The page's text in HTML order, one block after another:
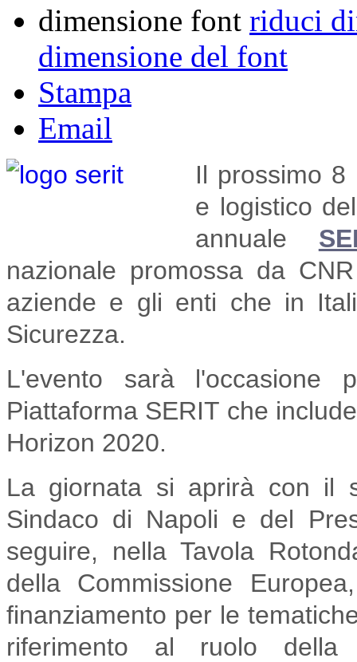
dimensione font riduci
dimensione del font
Stampa
Email
Il prossimo 8
e logistico
annuale
nazionale promossa da
aziende e gli enti che in
Sicurezza.
L'evento sarà l'occasione
Piattaforma SERIT che
Horizon 2020.
La giornata si aprirà con il
Sindaco di Napoli e del
seguire, nella Tavola
della Commissione
finanziamento per le
riferimento al ruolo della